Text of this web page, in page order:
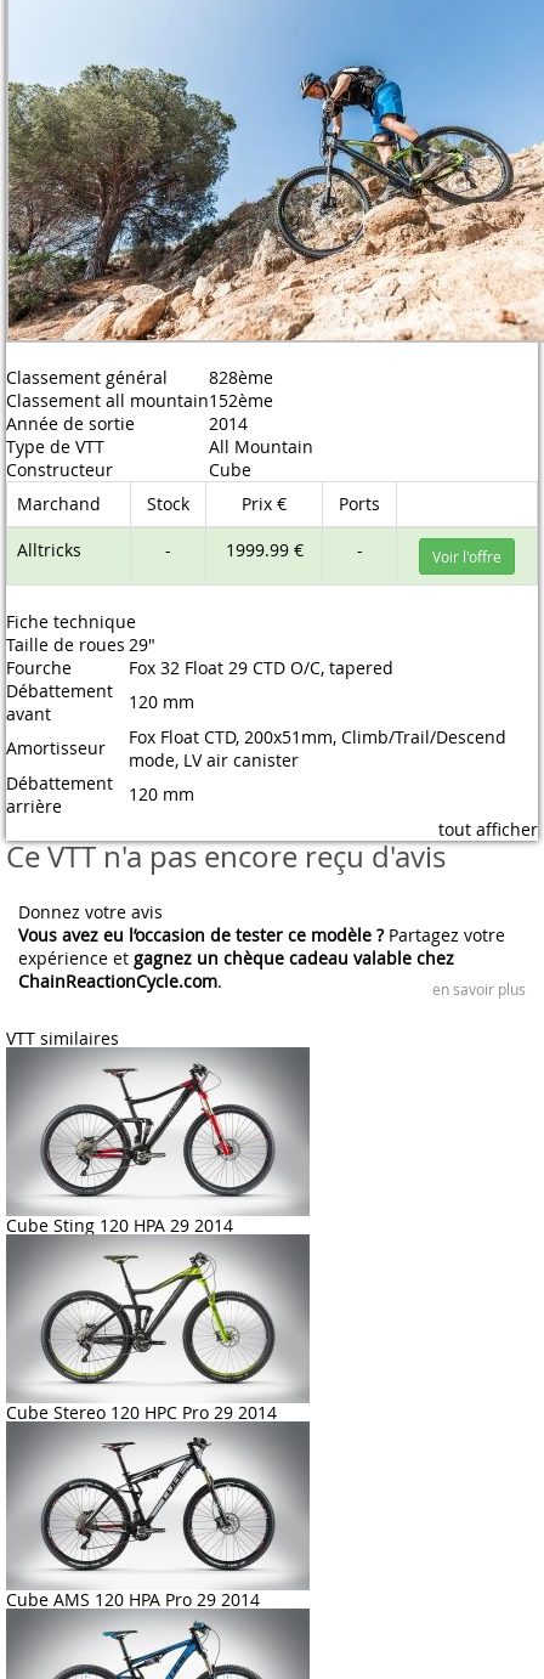
Classement général
828ème
Classement all mountain152ème
Année de sortie
2014
Type de VTT
All Mountain
Constructeur
Cube
Marchand
Stock Prix €
Ports
Alltricks
- 1999.99 € - Voir l'offre
Fiche technique
Taille de roues 29"
Fourche
Fox 32 Float 29 CTD O/C, tapered
Débattement
avant
120 mm
Amortisseur
Fox Float CTD, 200x51mm, Climb/Trail/Descend
mode, LV air canister
Débattement
arrière
120 mm
tout afficher
Ce VTT n'a pas encore reçu d'avis
Donnez votre avis
Vous avez eu l’occasion de tester ce modèle ?Partagez votre
expérience et gagnez un chèque cadeau valable chez
ChainReactionCycle.com. en savoir plus
VTT similaires
Cube Sting 120 HPA 29 2014
Cube Stereo 120 HPC Pro 29 2014
Cube AMS 120 HPA Pro 29 2014